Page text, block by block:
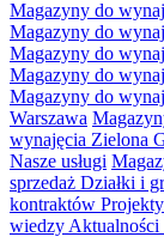
Magazyny do
Magazyny do
Magazyny do
Magazyny do
Magazyny do
Warszawa
wynajęcia Zielona
Nasze usługi
sprzedaż Działki i
kontraktów
wiedzy Aktualności